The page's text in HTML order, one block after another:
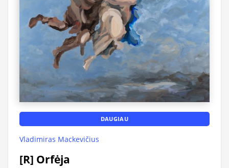
DAUGIAU
Vladimiras Mackevičius
[R] Orfėja